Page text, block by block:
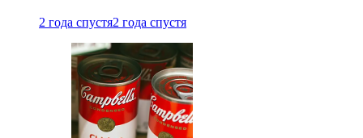
2 года спустя2 года спустя